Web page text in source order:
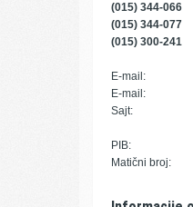
(015) 344-066
(015) 344-077
(015) 300-241
E-mail:
E-mail:
Sajt:
PIB:
Matični broj: